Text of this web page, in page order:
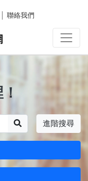
聯絡我們
進階搜尋